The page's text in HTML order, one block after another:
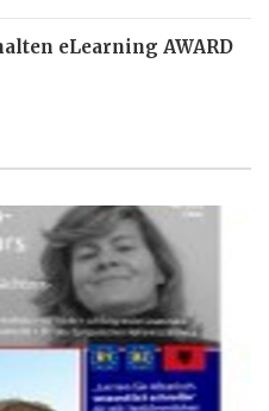
eLearning AWARD